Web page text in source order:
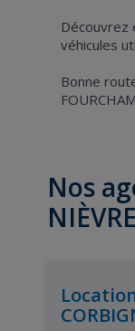
Découvrez
véhicules
Bonne
Nos
NIÈVRE